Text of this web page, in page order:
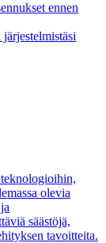
ennen
olevia
säästöjä,
tavoitteita.